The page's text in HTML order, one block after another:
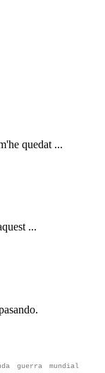
quedat ...
...
guerra
mundial